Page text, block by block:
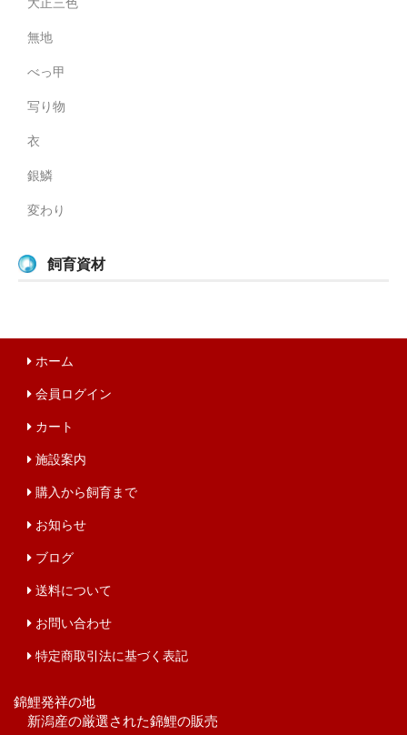
大正三色
無地
べっ甲
写り物
衣
銀鱗
変わり
飼育資材
ホーム
会員ログイン
カート
施設案内
購入から飼育まで
お知らせ
ブログ
送料について
お問い合わせ
特定商取引法に基づく表記
錦鯉発祥の地
新潟産の厳選された錦鯉の販売